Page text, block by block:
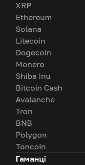
XRP
Ethereum
Solana
Litecoin
Dogecoin
Monero
Shiba Inu
Bitcoin Cash
Avalanche
Tron
BNB
Polygon
Toncoin
Гаманці